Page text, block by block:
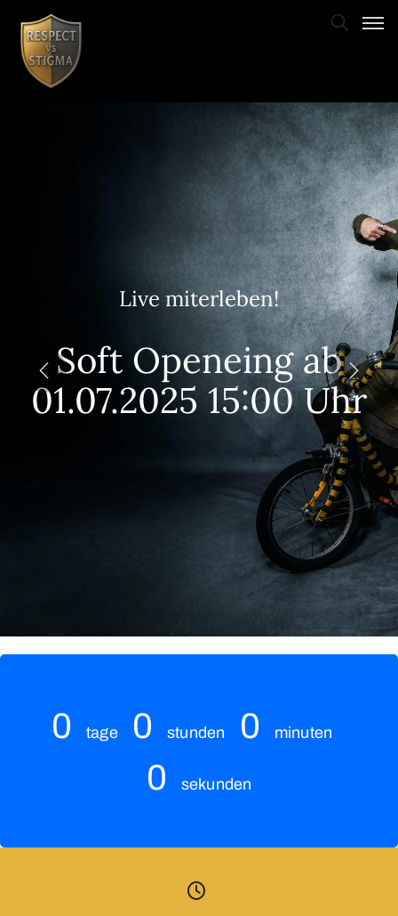
Live miterleben!
Soft Openeing ab
01.07.2025 15:00 Uhr
0 tage 0 stunden 0 minuten
0 sekunden